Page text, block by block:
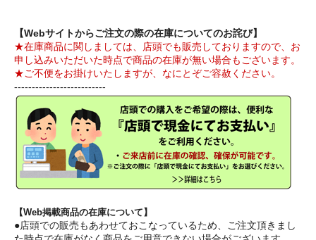
【Webサイトからご注文の際の在庫についてのお詫び】
★在庫商品に関しましては、店頭でも販売しておりますので、お
申し込みいただいた時点で商品の在庫が無い場合もございます。
★ご不便をお掛けいたしますが、なにとぞご容赦ください。
--------------------------
【Web掲載商品の在庫について】
●店頭での販売もあわせておこなっているため、ご注文頂きまし